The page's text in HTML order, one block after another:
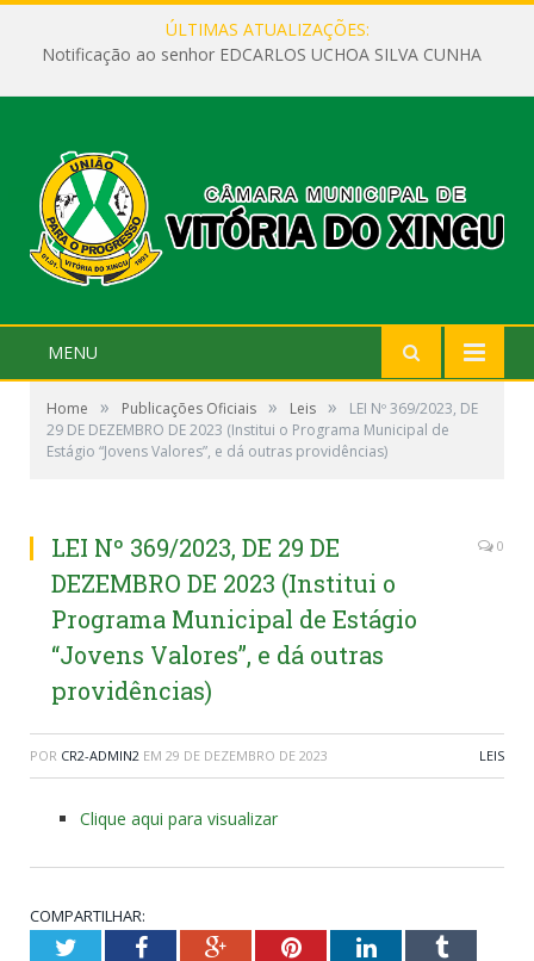
ÚLTIMAS ATUALIZAÇÕES:
Notificação ao senhor EDCARLOS UCHOA SILVA CUNHA
MENU
Home » Publicações Oficiais » Leis »
LEI Nº 369/2023, DE
29 DE DEZEMBRO DE 2023 (Institui o Programa Municipal de
Estágio “Jovens Valores”, e dá outras providências)
LEI Nº 369/2023, DE 29 DE
DEZEMBRO DE 2023 (Institui o
Programa Municipal de Estágio
“Jovens Valores”, e dá outras
providências)
0
POR CR2-ADMIN2 EM 29 DE DEZEMBRO DE 2023 LEIS
Clique aqui para visualizar
COMPARTILHAR:
TwitterFacebookGoogle+PinterestLinkedInTumblr